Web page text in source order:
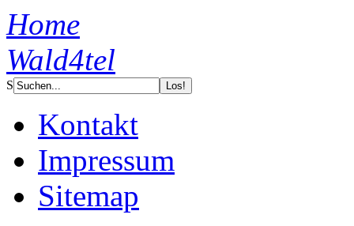
Home
Wald4tel
S
Kontakt
Impressum
Sitemap